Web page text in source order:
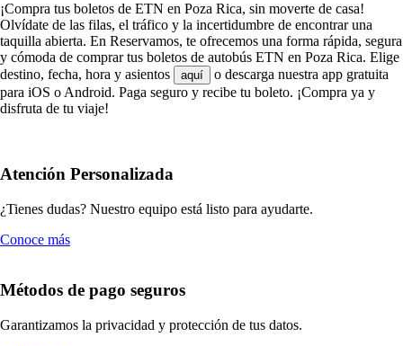
¡Compra tus boletos de ETN en Poza Rica, sin moverte de casa!
Olvídate de las filas, el tráfico y la incertidumbre de encontrar una
taquilla abierta. En Reservamos, te ofrecemos una forma rápida, segura
y cómoda de comprar tus boletos de autobús ETN en Poza Rica. Elige
destino, fecha, hora y asientos
aquí
o descarga nuestra app gratuita
para iOS o Android. Paga seguro y recibe tu boleto. ¡Compra ya y
disfruta de tu viaje!
Atención Personalizada
¿Tienes dudas? Nuestro equipo está listo para ayudarte.
Conoce más
Métodos de pago seguros
Garantizamos la privacidad y protección de tus datos.